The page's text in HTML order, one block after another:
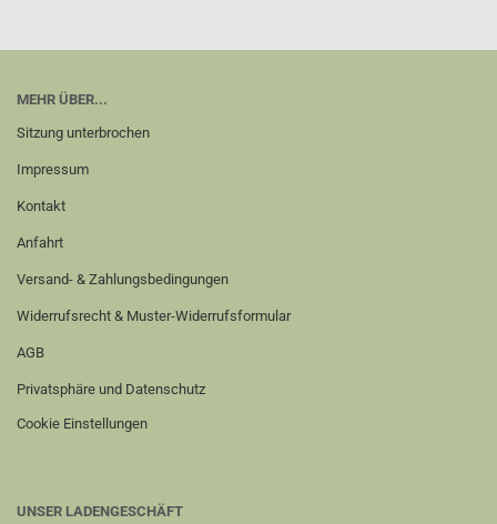
MEHR ÜBER...
Sitzung unterbrochen
Impressum
Kontakt
Anfahrt
Versand- & Zahlungsbedingungen
Widerrufsrecht & Muster-Widerrufsformular
AGB
Privatsphäre und Datenschutz
Cookie Einstellungen
UNSER LADENGESCHÄFT